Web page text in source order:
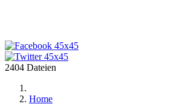
2404 Dateien
Home